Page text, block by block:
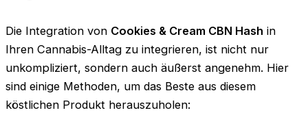
Die Integration von Cookies & Cream CBN Hash in
Ihren Cannabis-Alltag zu integrieren, ist nicht nur
unkompliziert, sondern auch äußerst angenehm. Hier
sind einige Methoden, um das Beste aus diesem
köstlichen Produkt herauszuholen: